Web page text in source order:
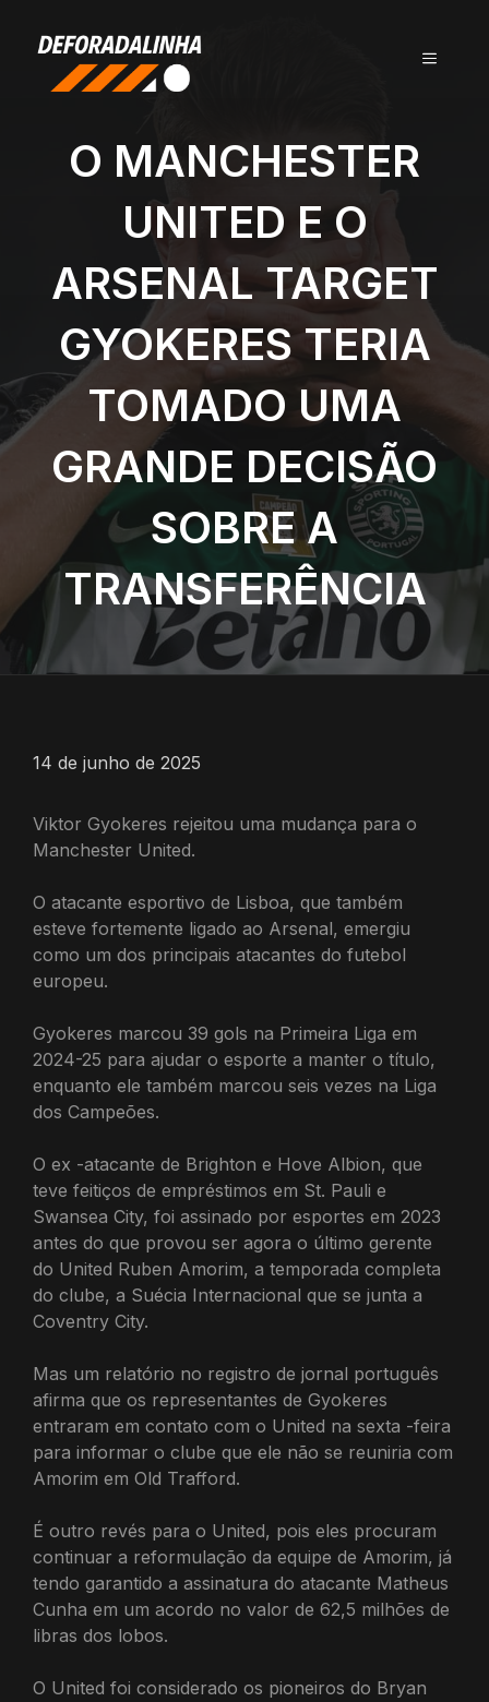
conteúdo
MENU
O MANCHESTER
UNITED E O
ARSENAL TARGET
GYOKERES TERIA
TOMADO UMA
GRANDE DECISÃO
SOBRE A
TRANSFERÊNCIA
14 de junho de 2025
Viktor Gyokeres rejeitou uma mudança para o
Manchester United.
O atacante esportivo de Lisboa, que também
esteve fortemente ligado ao Arsenal, emergiu
como um dos principais atacantes do futebol
europeu.
Gyokeres marcou 39 gols na Primeira Liga em
2024-25 para ajudar o esporte a manter o título,
enquanto ele também marcou seis vezes na Liga
dos Campeões.
O ex -atacante de Brighton e Hove Albion, que
teve feitiços de empréstimos em St. Pauli e
Swansea City, foi assinado por esportes em 2023
antes do que provou ser agora o último gerente
do United Ruben Amorim, a temporada completa
do clube, a Suécia Internacional que se junta a
Coventry City.
Mas um relatório no registro de jornal português
afirma que os representantes de Gyokeres
entraram em contato com o United na sexta -feira
para informar o clube que ele não se reuniria com
Amorim em Old Trafford.
É outro revés para o United, pois eles procuram
continuar a reformulação da equipe de Amorim, já
tendo garantido a assinatura do atacante Matheus
Cunha em um acordo no valor de 62,5 milhões de
libras dos lobos.
O United foi considerado os pioneiros do Bryan